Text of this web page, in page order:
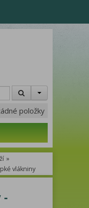
položky
»
vlákniny
-